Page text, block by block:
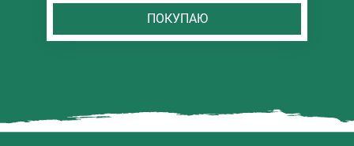
ПОКУПАЮ